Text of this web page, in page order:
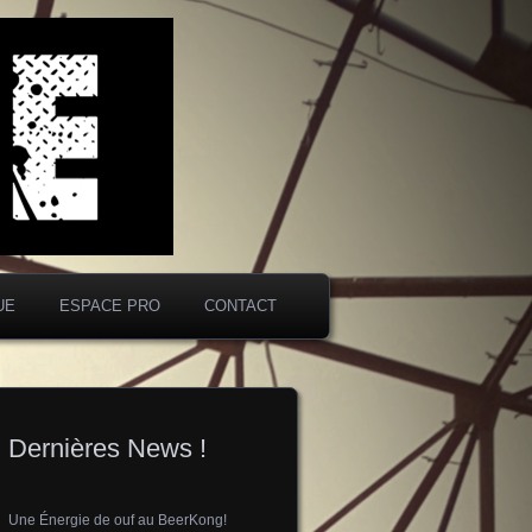
ESPACE PRO CONTACT
Dernières News !
Une Énergie de ouf au BeerKong!